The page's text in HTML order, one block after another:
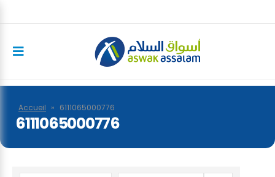
Accueil » 6111065000776
6111065000776